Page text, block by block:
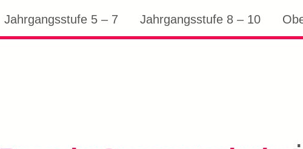
Jahrgangsstufe 5 – 7 Jahrgangsstufe 8 – 10